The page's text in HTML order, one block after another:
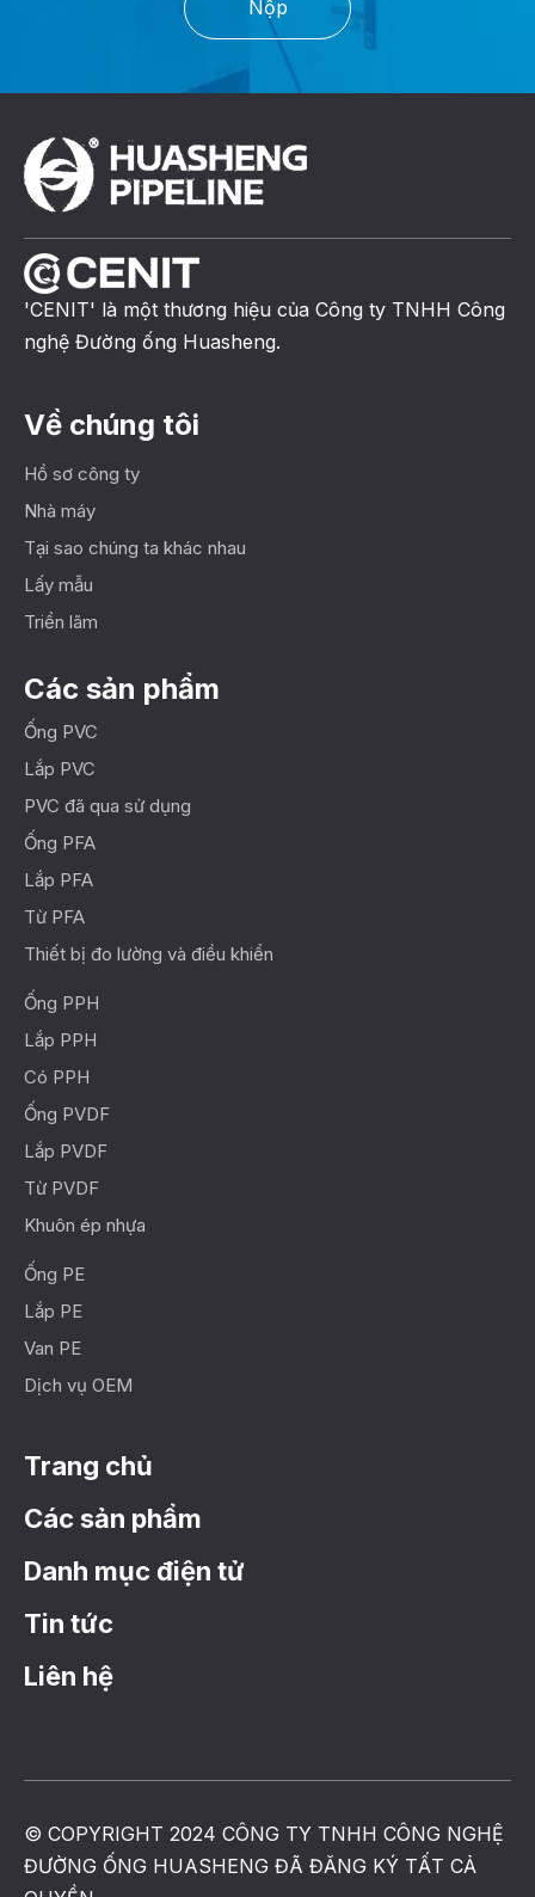
Nộp
'CENIT' là một thương hiệu của Công ty TNHH Công
nghệ Đường ống Huasheng.
Về chúng tôi
Hồ sơ công ty
Nhà máy
Tại sao chúng ta khác nhau
Lấy mẫu
Triển lãm
Các sản phẩm
Ống PVC
Lắp PVC
PVC đã qua sử dụng
Ống PFA
Lắp PFA
Từ PFA
Thiết bị đo lường và điều khiển
Ống PPH
Lắp PPH
Có PPH
Ống PVDF
Lắp PVDF
Từ PVDF
Khuôn ép nhựa
Ống PE
Lắp PE
Van PE
Dịch vụ OEM
Trang chủ
Các sản phẩm
Danh mục điện tử
Tin tức
Liên hệ
© COPYRIGHT 2024 CÔNG TY TNHH CÔNG NGHỆ
ĐƯỜNG ỐNG HUASHENG ĐÃ ĐĂNG KÝ TẤT CẢ